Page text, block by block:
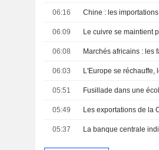
06:16
06:09
06:08 Marchés africains : les
06:03 L'Europe se réchauffe,
05:51 Fusillade dans une
05:49 Les exportations de la
05:37